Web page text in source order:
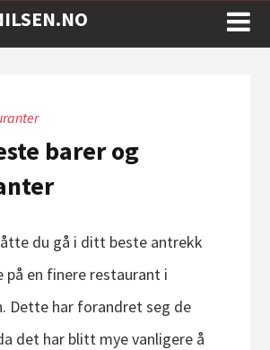
barer og
du gå i ditt beste antrekk
på en finere restaurant i
Dette har forandret seg de
det har blitt mye vanligere å